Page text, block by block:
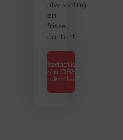
afwisseling
en
frisse
content.
Redactie
van OBS
Beukenlaan